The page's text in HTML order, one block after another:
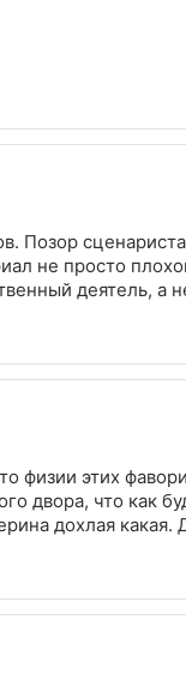
Позор
не просто
деятель, а
физии этих
двора, что как
дохлая